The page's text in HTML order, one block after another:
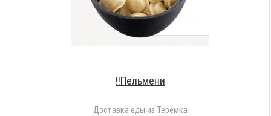
!!Пельмени
Доставка еды из Теремка